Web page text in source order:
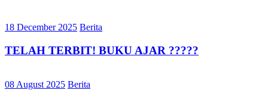
18 December 2025 Berita
TELAH TERBIT! BUKU AJAR ?????
08 August 2025 Berita